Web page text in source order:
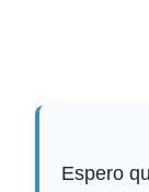
Espero